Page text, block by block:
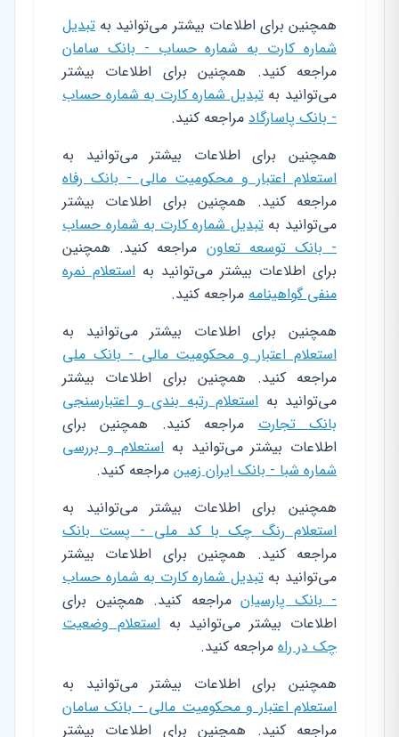
همچنین برای اطلاعات بیشتر می‌توانید به تبدیل
شماره کارت به شماره حساب - بانک سامان
مراجعه کنید. همچنین برای اطلاعات بیشتر
می‌توانید بهتبدیل شماره کارت به شماره حساب
- بانک پاسارگاد مراجعه کنید.
همچنین برای اطلاعات بیشتر می‌توانید به
استعلام اعتبار و محکومیت مالی - بانک رفاه
مراجعه کنید. همچنین برای اطلاعات بیشتر
می‌توانید بهتبدیل شماره کارت به شماره حساب
- بانک توسعه تعاون مراجعه کنید. همچنین
برای اطلاعات بیشتر می‌توانید به استعلام نمره
منفی گواهینامه مراجعه کنید.
همچنین برای اطلاعات بیشتر می‌توانید به
استعلام اعتبار و محکومیت مالی - بانک ملی
مراجعه کنید. همچنین برای اطلاعات بیشتر
می‌توانید به استعلام رتبه بندی و اعتبارسنجی
بانک تجارتمراجعه کنید. همچنین برای
اطلاعات بیشتر می‌توانید بهاستعلام و بررسی
شماره شبا - بانک ایران زمین مراجعه کنید.
همچنین برای اطلاعات بیشتر می‌توانید به
استعلام رنگ چک با کد ملی - پست بانک
مراجعه کنید. همچنین برای اطلاعات بیشتر
می‌توانید بهتبدیل شماره کارت به شماره حساب
- بانک پارسیان مراجعه کنید. همچنین برای
اطلاعات بیشتر می‌توانید بهاستعلام وضعیت
چک در راه مراجعه کنید.
همچنین برای اطلاعات بیشتر می‌توانید به
استعلام اعتبار و محکومیت مالی - بانک سامان
مراجعه کنید. همچنین برای اطلاعات بیشتر